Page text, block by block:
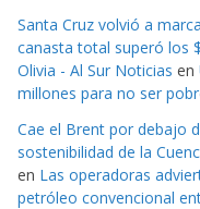
Santa Cruz volvió a
canasta total superó los
Olivia - Al Sur Noticias en
millones para no ser
Cae el Brent por debajo
sostenibilidad de la
en Las operadoras
petróleo convencional